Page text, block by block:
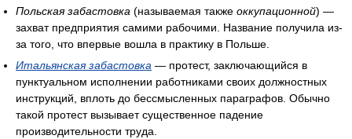
Польская забастовка (называемая также оккупационной) —
захват предприятия самими рабочими. Название получила из-
за того, что впервые вошла в практику в Польше.
Итальянская забастовка — протест, заключающийся в
пунктуальном исполнении работниками своих должностных
инструкций, вплоть до бессмысленных параграфов. Обычно
такой протест вызывает существенное падение
производительности труда.